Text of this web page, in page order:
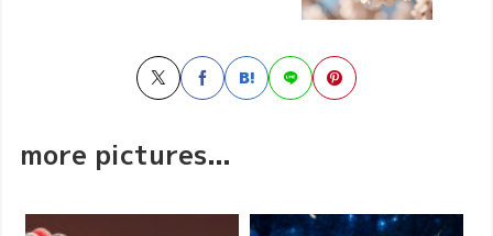
more pictures...